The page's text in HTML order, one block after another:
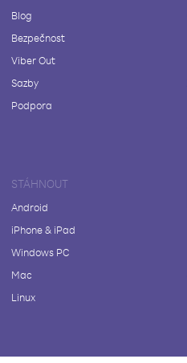
Blog
Bezpečnost
Viber Out
Sazby
Podpora
STÁHNOUT
Android
iPhone & iPad
Windows PC
Mac
Linux